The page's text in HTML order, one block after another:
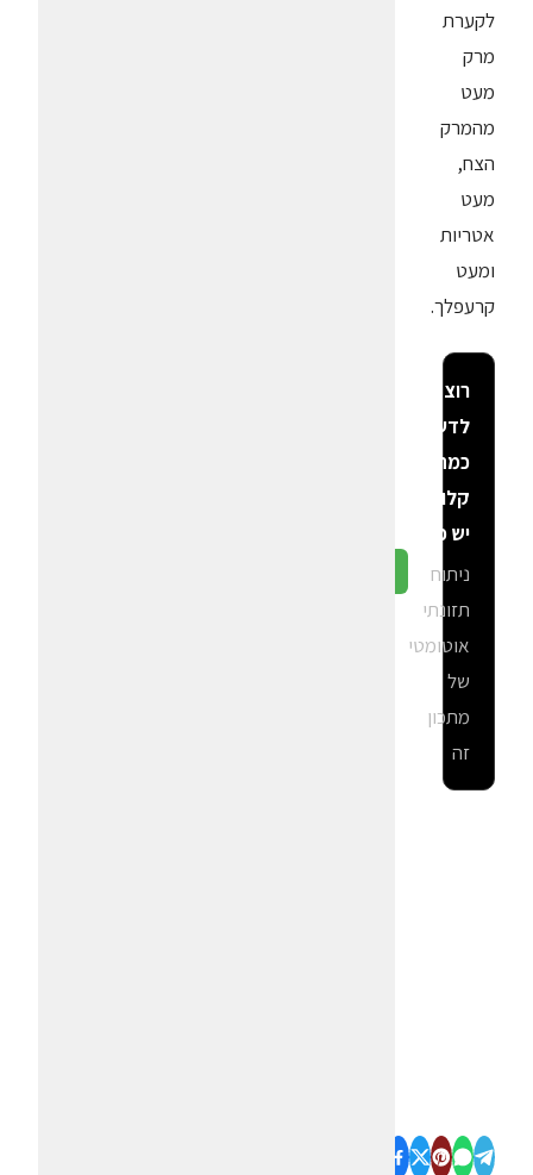
לקערת
מרק
מעט
מהמרק
הצח,
מעט
אטריות
ומעט
קרעפלך.
רוצה
לדעת
כמה
קלוריות
יש פה?
ניתוח
תזונתי
אוטומטי
של
מתכון
זה